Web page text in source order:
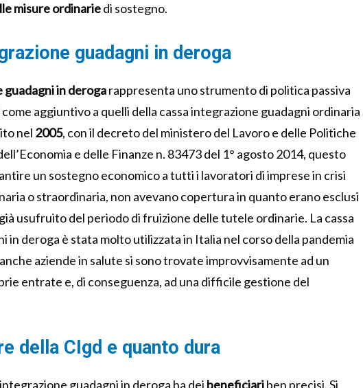
misure ordinariedi sostegno.
guadagni in deroga
guadagni in derogarappresenta uno strumento di politica passiva
aggiuntivo a quelli della cassa integrazione guadagni ordinaria
nel 2005, con il decreto del ministero del Lavoro e delle Politiche
e delle Finanze n. 83473 del 1° agosto 2014, questo
un sostegno economico a tutti i lavoratori di imprese in crisi
o straordinaria, non avevano copertura in quanto erano esclusi
usufruito del periodo di fruizione delle tutele ordinarie. La cassa
in deroga è stata molto utilizzata in Italia nel corso della pandemia
aziende in salute si sono trovate improvvisamente ad un
entrate e, di conseguenza, ad una difficile gestione del
della CIgd e quanto dura
guadagni in deroga ha dei beneficiariben precisi. Si